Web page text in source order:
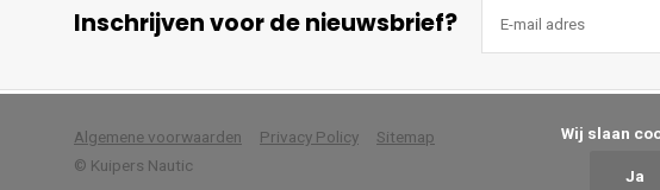
Inschrijven voor de nieuwsbrief?
Algemene voorwaarden Privacy Policy
Sitemap
© Kuipers Nautic
Ja